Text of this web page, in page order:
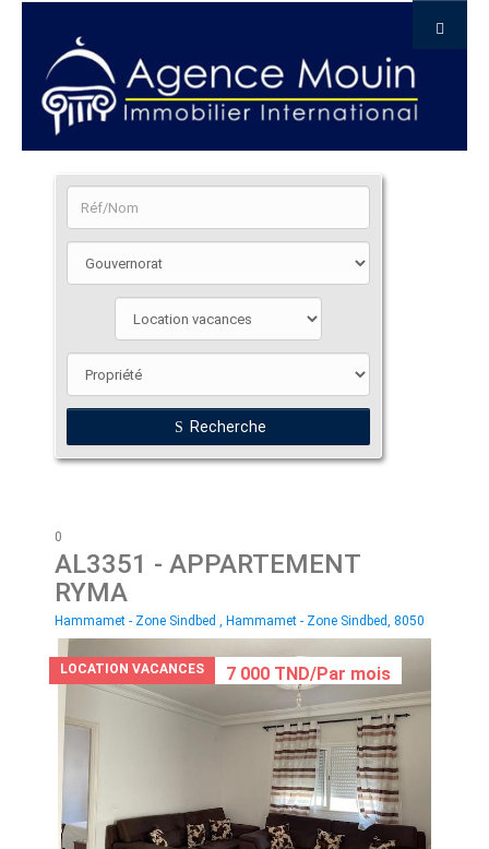
Recherche
0
AL3351 - APPARTEMENT
RYMA
Hammamet - Zone Sindbed , Hammamet - Zone Sindbed, 8050
LOCATION VACANCES 7 000 TND/Par mois